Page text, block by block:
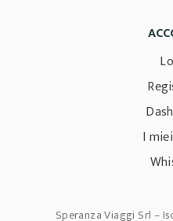
I
Speranza Viaggi Srl –